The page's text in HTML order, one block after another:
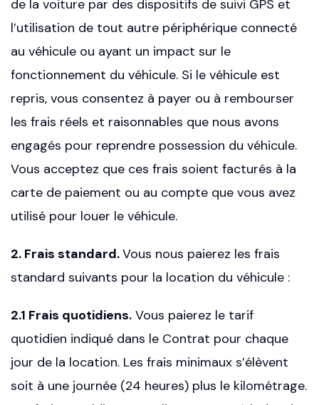
de la voiture par des dispositifs de suivi GPS et
l’utilisation de tout autre périphérique connecté
au véhicule ou ayant un impact sur le
fonctionnement du véhicule. Si le véhicule est
repris, vous consentez à payer ou à rembourser
les frais réels et raisonnables que nous avons
engagés pour reprendre possession du véhicule.
Vous acceptez que ces frais soient facturés à la
carte de paiement ou au compte que vous avez
utilisé pour louer le véhicule.
2. Frais standard.Vous nous paierez les frais
standard suivants pour la location du véhicule :
2.1 Frais quotidiens. Vous paierez le tarif
quotidien indiqué dans le Contrat pour chaque
jour de la location. Les frais minimaux s’élèvent
soit à une journée (24 heures) plus le kilométrage.